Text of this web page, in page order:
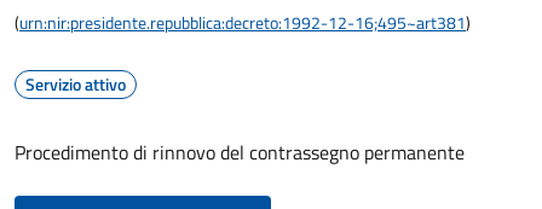
(urn:nir:presidente.repubblica:decreto:1992-12-16;495~art381)
Servizio attivo
Procedimento di rinnovo del contrassegno permanente